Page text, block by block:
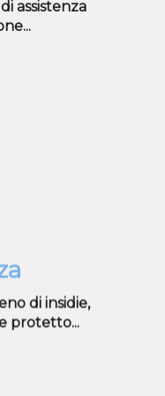
assistenza
dovesse
di insidie,
protetto...
nella
siti poniamo
malware,
ed altri
“dormire